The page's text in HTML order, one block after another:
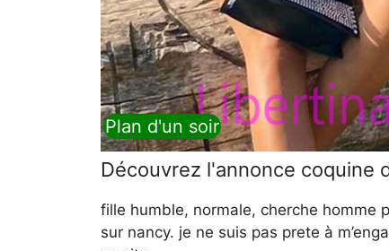
Plan d'un soir
Découvrez l'annonce coquine
fille humble, normale, cherche homme
sur nancy. je ne suis pas prete à